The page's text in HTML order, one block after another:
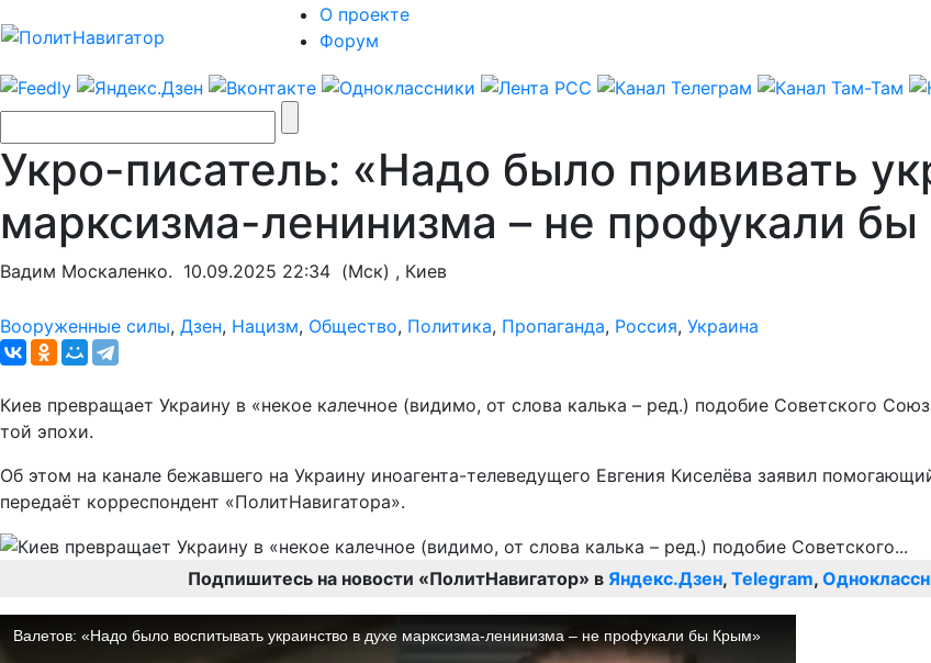
О проекте
Форум
Укро-писатель: «Надо было прививать
марксизма-ленинизма – не профукали
Вадим Москаленко. 10.09.2025 22:34 (Мск) , Киев
Вооруженные силы, Дзен, Нацизм, Общество, Политика, Пропаганда, Россия, Украина
Киев превращает Украину в «некое калечное (видимо, от слова калька – ред.) подобие Советского
той эпохи.
Об этом на канале бежавшего на Украину иноагента-телеведущего Евгения Киселёва заявил
передаёт корреспондент «ПолитНавигатора».
Подпишитесь на новости «ПолитНавигатор» в Яндекс.Дзен, Telegram,